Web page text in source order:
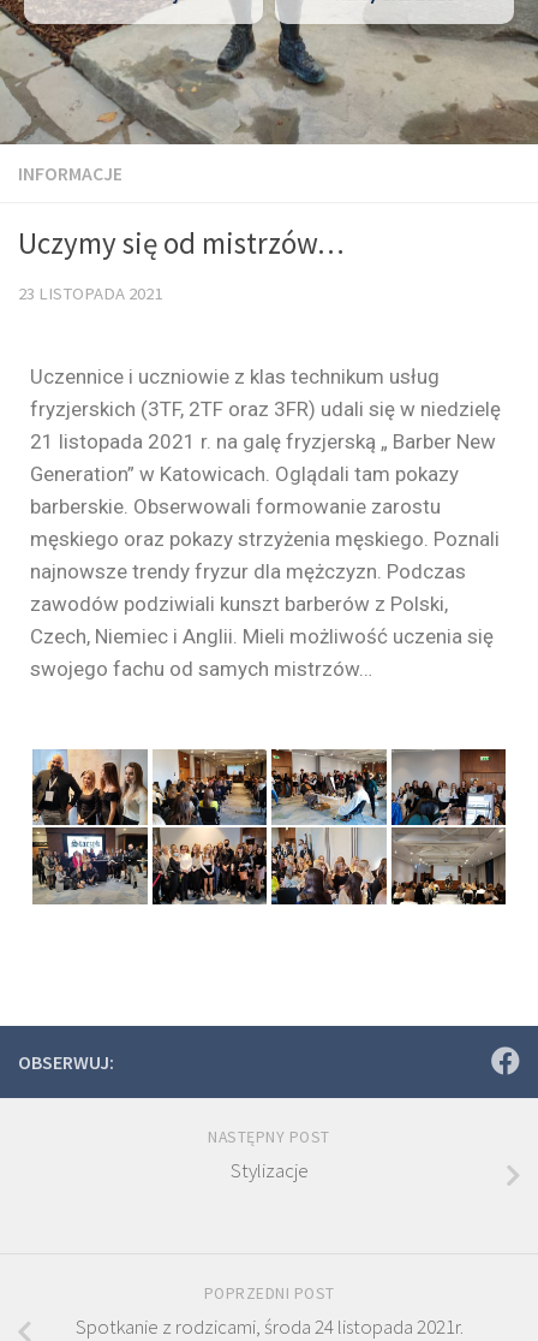
INFORMACJE
Uczymy się od mistrzów…
23 LISTOPADA 2021
Uczennice i uczniowie z klas technikum usług
fryzjerskich (3TF, 2TF oraz 3FR) udali się w niedzielę
21 listopada 2021 r. na galę fryzjerską „ Barber New
Generation” w Katowicach. Oglądali tam pokazy
barberskie. Obserwowali formowanie zarostu
męskiego oraz pokazy strzyżenia męskiego. Poznali
najnowsze trendy fryzur dla mężczyzn. Podczas
zawodów podziwiali kunszt barberów z Polski,
Czech, Niemiec i Anglii. Mieli możliwość uczenia się
swojego fachu od samych mistrzów…
OBSERWUJ:
NASTĘPNY POST
Stylizacje
POPRZEDNI POST
Spotkanie z rodzicami, środa 24 listopada 2021r.